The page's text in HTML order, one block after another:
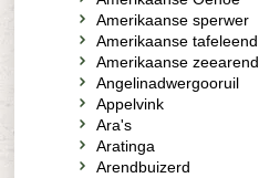
Amerikaanse sperwer
Amerikaanse tafeleend
Amerikaanse zeearend
Angelinadwergooruil
Appelvink
Ara's
Aratinga
Arendbuizerd